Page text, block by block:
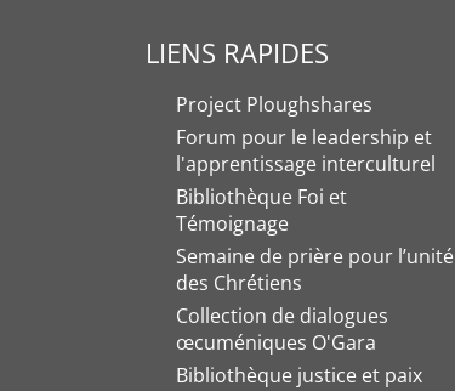
LIENS RAPIDES
Project Ploughshares
Forum pour le leadership et
l'apprentissage interculturel
Bibliothèque Foi et
Témoignage
Semaine de prière pour l’unité
des Chrétiens
Collection de dialogues
œcuméniques O'Gara
Bibliothèque justice et paix